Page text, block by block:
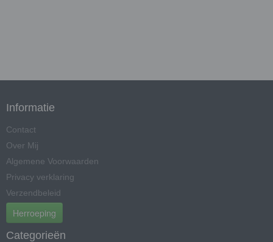
Informatie
Contact
Over Mij
Algemene Voorwaarden
Privacy verklaring
Verzendbeleid
Herroeping
Categorieën